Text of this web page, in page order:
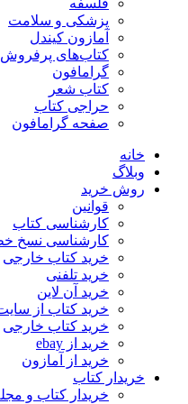
فلسفه
پزشکی و سلامت
آمازون کیندل
کتاب‌های پرفروش
گرامافون
کتاب شعر
حراجی کتاب
صفحه گرامافون
خانه
وبلاگ
روش خرید
قوانین
کارشناسی کتاب
کارشناسی نسخ
خرید کتاب خارجی
خرید تلفنی
خرید آن لاین
خرید کتاب از
خرید کتاب خارجی
خرید از ebay
خرید از آمازون
خریدار کتاب
خریدار کتاب و